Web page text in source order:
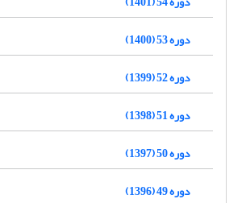
دوره 53 (1400)
دوره 52 (1399)
دوره 51 (1398)
دوره 50 (1397)
دوره 49 (1396)